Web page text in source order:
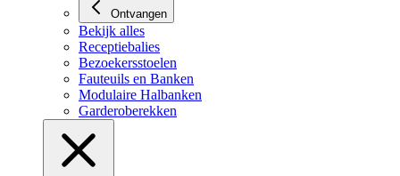
Ontvangen
Bekijk alles
Receptiebalies
Bezoekersstoelen
Fauteuils en Banken
Modulaire Halbanken
Garderoberekken